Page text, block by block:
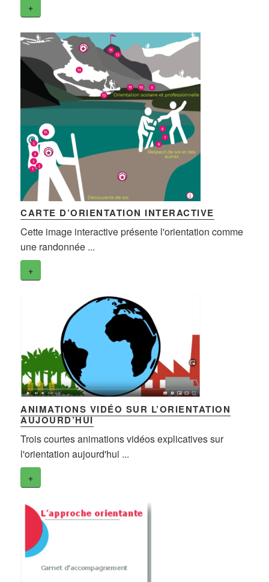
+
CARTE D’ORIENTATION INTERACTIVE
Cette image interactive présente l'orientation comme
une randonnée ...
+
ANIMATIONS VIDÉO SUR L’ORIENTATION
AUJOURD’HUI
Trois courtes animations vidéos explicatives sur
l'orientation aujourd'hui ...
+